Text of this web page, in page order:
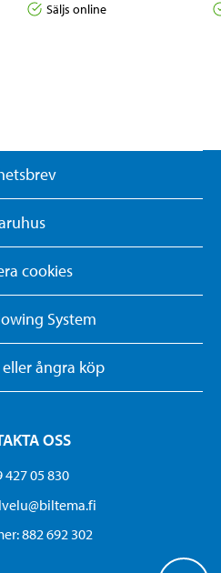
Säljs online
cookies
System
ångra köp
OSS
427 05 830
882 692 302